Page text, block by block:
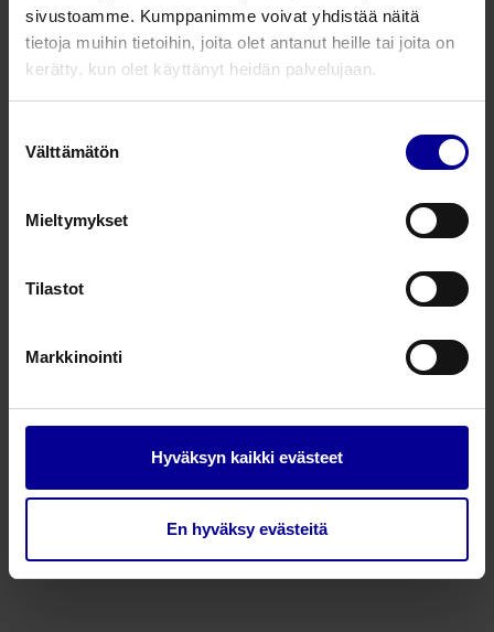
sivustoamme. Kumppanimme voivat yhdistää näitä
tietoja muihin tietoihin, joita olet antanut heille tai joita on
kerätty, kun olet käyttänyt heidän palvelujaan.
valinta
Välttämätön
Mieltymykset
Tilastot
Markkinointi
Hyväksyn kaikki evästeet
En hyväksy evästeitä
ja lapsenmielisille.
• Nallekuvioinen
• Sopii sormelle, jonka halkaisija on 7,64 mm – 11,19 mm
• SpO2 ja pulssin näyttö
saatavilla
digitaalinen
määrä
Pakkauskoko: 1 kpl